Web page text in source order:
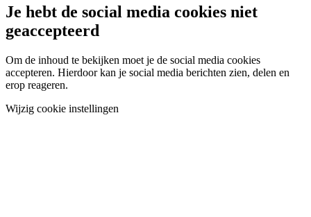
Je hebt de social media cookies niet
geaccepteerd
Om de inhoud te bekijken moet je de social media cookies
accepteren. Hierdoor kan je social media berichten zien, delen en
erop reageren.
Wijzig cookie instellingen